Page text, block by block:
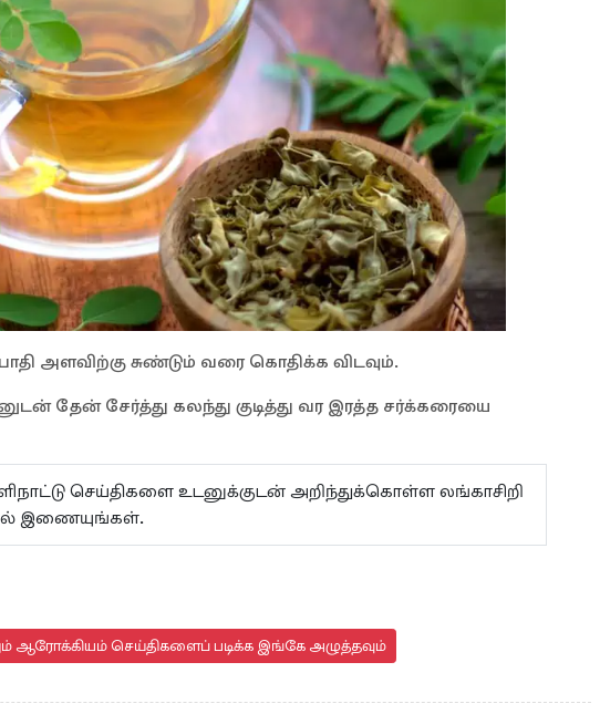
அளவிற்கு சுண்டும் வரை கொதிக்க விடவும்.
தேன் சேர்த்து கலந்து குடித்து வர இரத்த சர்க்கரையை
செய்திகளை உடனுக்குடன் அறிந்துக்கொள்ள லங்காசிறி
இணையுங்கள்.
ஆரோக்கியம் செய்திகளைப் படிக்க இங்கே அழுத்தவும்